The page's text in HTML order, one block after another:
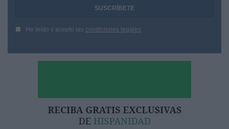
He leído y acepto las condiciones legales